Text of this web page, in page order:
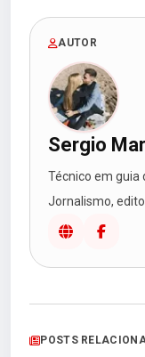
AUTOR
Sergio
Técnico em guia
Jornalismo,
POSTS